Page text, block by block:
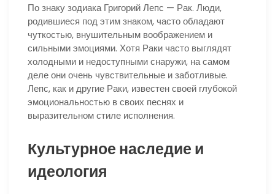
По знаку зодиака Григорий Лепс — Рак. Люди,
родившиеся под этим знаком, часто обладают
чуткостью, внушительным воображением и
сильными эмоциями. Хотя Раки часто выглядят
холодными и недоступными снаружи, на самом
деле они очень чувствительные и заботливые.
Лепс, как и другие Раки, известен своей глубокой
эмоциональностью в своих песнях и
выразительном стиле исполнения.
Культурное наследие и
идеология